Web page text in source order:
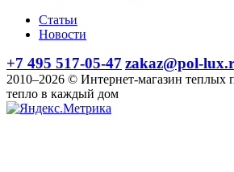
Статьи
Новости
+7 495 517-05-47 zakaz@pol-
2010–2026 © Интернет-магазин теплых
тепло в каждый дом